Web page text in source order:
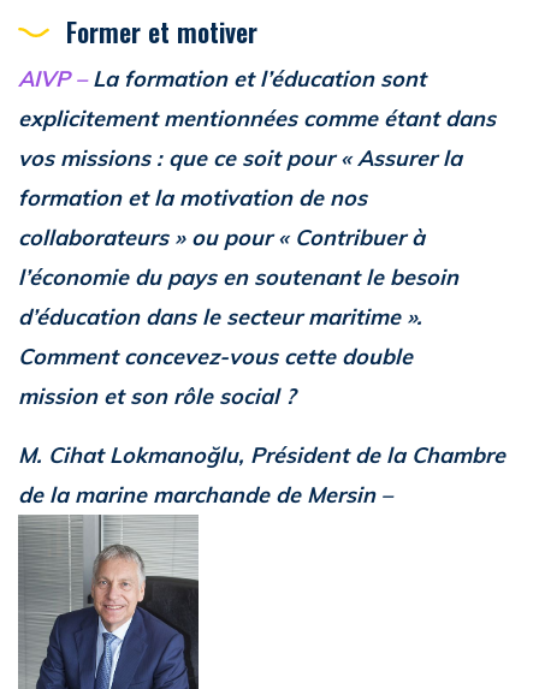
Former et motiver
AIVP –La formation et l’éducation sont
explicitement mentionnées comme étant dans
vos missions : que ce soit pour « Assurer la
formation et la motivation de nos
collaborateurs » ou pour « Contribuer à
l’économie du pays en soutenant le besoin
d’éducation dans le secteur maritime ».
Comment concevez-vous cette double
mission et son rôle social ?
M. Cihat Lokmanoğlu, Président de la Chambre
de la marine marchande de Mersin –